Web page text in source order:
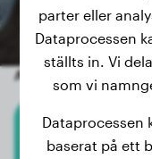
Andra slumpmässiga
parter eller
Dataprocessen
ställts in. Vi
som vi
Dataprocessen
baserat på ett